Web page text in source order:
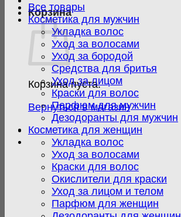
Корзина
Корзина пуста.
Вернуться в магазин
Все товары
Косметика для мужчин
Укладка волос
Уход за волосами
Уход за бородой
Средства для бритья
Уход за лицом
Краски для волос
Парфюм для мужчин
Дезодоранты для мужчин
Косметика для женщин
Укладка волос
Уход за волосами
Краски для волос
Окислители для краски
Уход за лицом и телом
Парфюм для женщин